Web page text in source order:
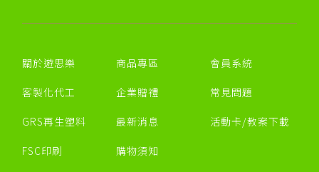
關於遊思樂
客製化代工
GRS再生塑料
FSC印刷
商品專區
企業贈禮
最新消息
購物須知
會員系統
常見問題
活動卡/教案下載